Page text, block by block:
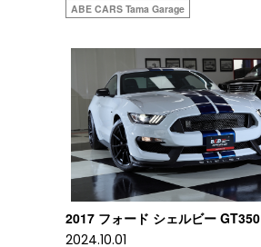
ABE CARS Tama Garage
2017 フォード シェルビー GT350
2024.10.01